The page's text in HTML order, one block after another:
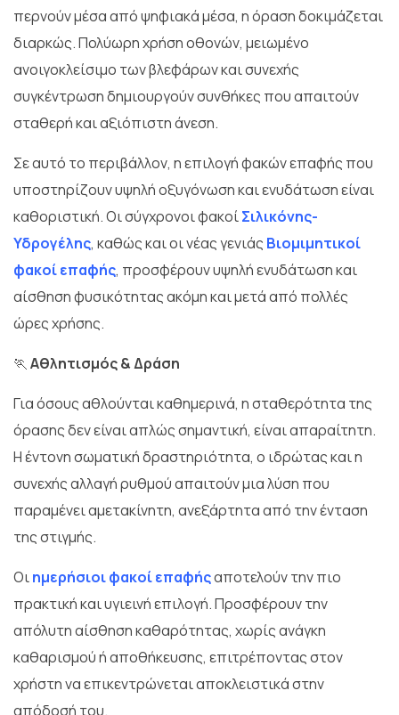
περνούν μέσα από ψηφιακά μέσα, η όραση δοκιμάζεται
διαρκώς. Πολύωρη χρήση οθονών, μειωμένο
ανοιγοκλείσιμο των βλεφάρων και συνεχής
συγκέντρωση δημιουργούν συνθήκες που απαιτούν
σταθερή και αξιόπιστη άνεση.
Σε αυτό το περιβάλλον, η επιλογή φακών επαφής που
υποστηρίζουν υψηλή οξυγόνωση και ενυδάτωση είναι
καθοριστική. Οι σύγχρονοι φακοίΣιλικόνης-
Υδρογέλης, καθώς και οι νέας γενιάς Βιομιμητικοί
φακοί επαφής, προσφέρουν υψηλή ενυδάτωση και
αίσθηση φυσικότητας ακόμη και μετά από πολλές
ώρες χρήσης.
🏃 Αθλητισμός & Δράση
Για όσους αθλούνται καθημερινά, η σταθερότητα της
όρασης δεν είναι απλώς σημαντική, είναι απαραίτητη.
Η έντονη σωματική δραστηριότητα, ο ιδρώτας και η
συνεχής αλλαγή ρυθμού απαιτούν μια λύση που
παραμένει αμετακίνητη, ανεξάρτητα από την ένταση
της στιγμής.
Οιημερήσιοι φακοί επαφήςαποτελούν την πιο
πρακτική και υγιεινή επιλογή. Προσφέρουν την
απόλυτη αίσθηση καθαρότητας, χωρίς ανάγκη
καθαρισμού ή αποθήκευσης, επιτρέποντας στον
χρήστη να επικεντρώνεται αποκλειστικά στην
απόδοσή του.